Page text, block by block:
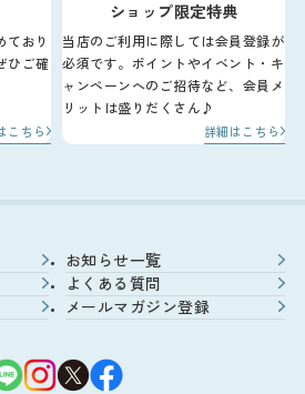
ており
ひご確
こちら
ショップ限定特典
当店のご利用に際しては会員登録が
必須です。ポイントやイベント・キ
ャンペーンへのご招待など、会員メ
リットは盛りだくさん♪
詳細はこちら
お知らせ一覧
よくある質問
メールマガジン登録